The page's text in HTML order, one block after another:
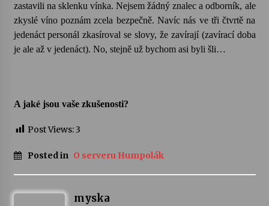
zastavili na sklenku vínka. Nejsem žádný znalec a odborník, ale
zkyslé víno poznám zcela bezpečně. Navíc nás ve tři čtvrtě na
jedenáct personál zkasíroval se slovy, že zavírají (zavírací doba
je ale až v jedenáct). No, stejně už bychom asi byli šli…
A jaké jsou vaše zkušenosti?
Post Views:3
Posted in O serveru Humpolák
myska